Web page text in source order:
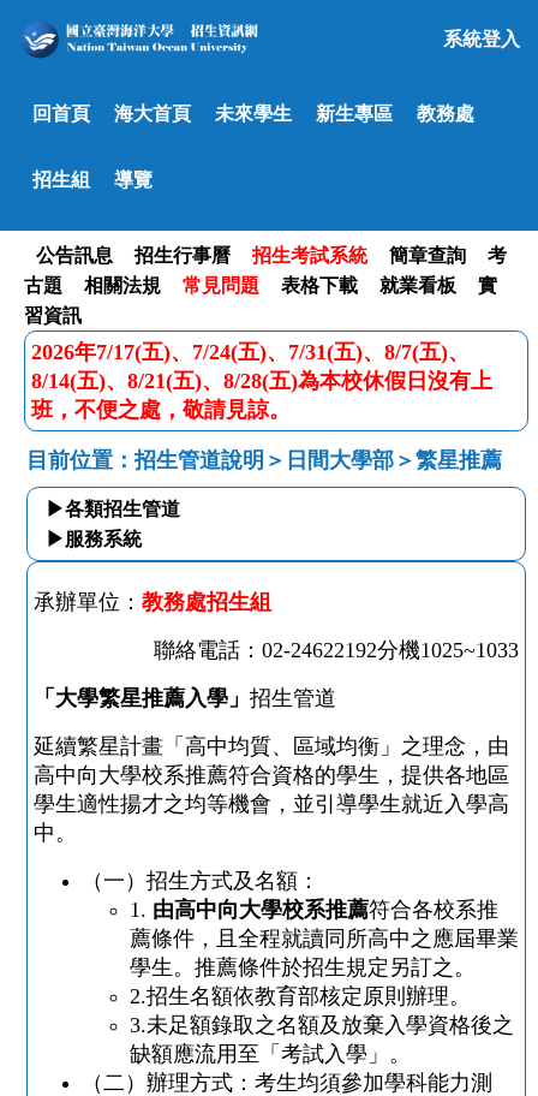
回首頁 海大首頁 未來學生 新生專區 教務處
招生組 導覽
系統登入
公告訊息 招生行事曆 招生考試系統 簡章查詢
考
古題
相關法規 常見問題 表格下載 就業看板
實
習資訊
2026年7/17(五)、7/24(五)、7/31(五)、8/7(五)、
8/14(五)、8/21(五)、8/28(五)為本校休假日沒有上
班，不便之處，敬請見諒。
目前位置：招生管道說明＞日間大學部＞繁星推薦
▶各類招生管道
▶服務系統
承辦單位： 教務處招生組
聯絡電話： 02-24622192分機1025~1033
「大學繁星推薦入學」 招生管道
延續繁星計畫「高中均質、區域均衡」之理念，由
高中向大學校系推薦符合資格的學生，提供各地區
學生適性揚才之均等機會，並引導學生就近入學高
中。
（一）招生方式及名額：
1. 由高中向大學校系推薦符合各校系推
薦條件，且全程就讀同所高中之應屆畢業
學生。推薦條件於招生規定另訂之。
2.招生名額依教育部核定原則辦理。
3.未足額錄取之名額及放棄入學資格後之
缺額應流用至「考試入學」。
（二）辦理方式：考生均須參加學科能力測